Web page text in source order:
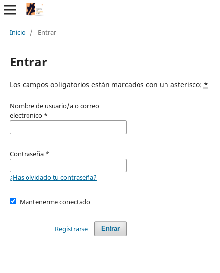
Inicio / Entrar
Entrar
Los campos obligatorios están marcados con un asterisco: *
Nombre de usuario/a o correo
electrónico *
Contraseña *
¿Has olvidado tu contraseña?
Mantenerme conectado
Entrar
Registrarse